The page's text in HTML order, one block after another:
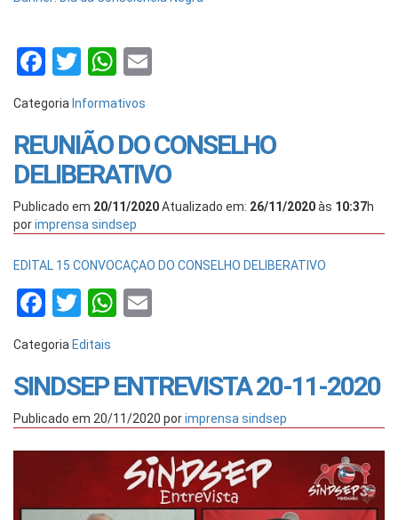
Facebook
TwitterWhatsApp
Categoria Informativos
REUNIÃO DO CONSELHO
DELIBERATIVO
Publicado em 20/11/2020Atualizado em: 26/11/2020às 10:37h
porimprensa sindsep
EDITAL 15 CONVOCAÇAO DO CONSELHO DELIBERATIVO
Facebook
TwitterWhatsApp
Categoria Editais
SINDSEP ENTREVISTA 20-11-2020
Publicado em 20/11/2020 porimprensa sindsep